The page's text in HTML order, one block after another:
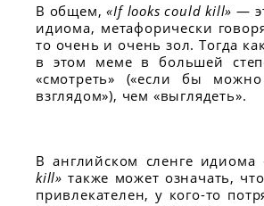
В общем,«If looks could kill» —
идиома, метафорически
то очень и очень зол. Тогда
в этом меме в большей
«смотреть» («если бы
взглядом»), чем «выглядеть».
В английском сленге идиома
kill» также может означать,
привлекателен, у кого-то